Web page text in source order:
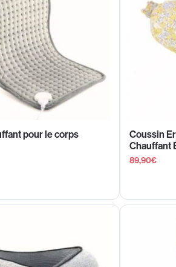
pour le corps
Coussin
Chauffant
89,90€